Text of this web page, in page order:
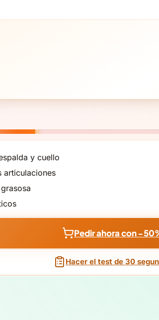
y cuello
articulaciones
Pedir ahora con
Hacer el test de 30